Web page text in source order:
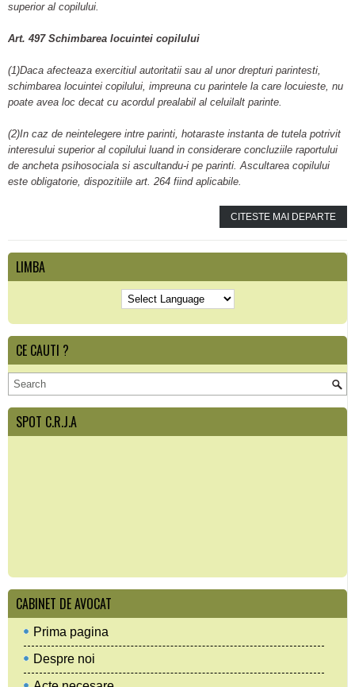
superior al copilului.
Art. 497 Schimbarea locuintei copilului
(1)Daca afecteaza exercitiul autoritatii sau al unor drepturi parintesti,
schimbarea locuintei copilului, impreuna cu parintele la care locuieste, nu
poate avea loc decat cu acordul prealabil al celuilalt parinte.
(2)In caz de neintelegere intre parinti, hotaraste instanta de tutela potrivit
interesului superior al copilului luand in considerare concluziile raportului
de ancheta psihosociala si ascultandu-i pe parinti. Ascultarea copilului
este obligatorie, dispozitiile art. 264 fiind aplicabile.
CITESTE MAI DEPARTE
LIMBA
CE CAUTI ?
SPOT C.R.J.A
CABINET DE AVOCAT
Prima pagina
Despre noi